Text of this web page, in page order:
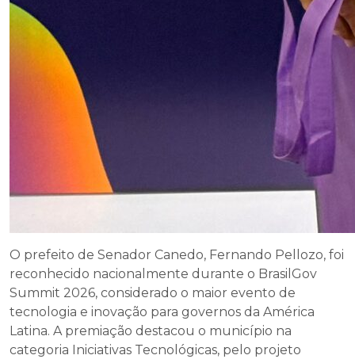
O prefeito de Senador Canedo, Fernando Pellozo, foi
reconhecido nacionalmente durante o BrasilGov
Summit 2026, considerado o maior evento de
tecnologia e inovação para governos da América
Latina. A premiação destacou o município na
categoria Iniciativas Tecnológicas, pelo projeto